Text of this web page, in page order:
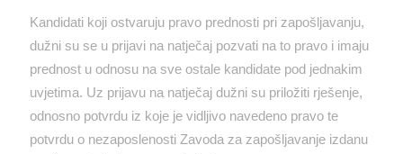
Kandidati koji ostvaruju pravo prednosti pri zapošljavanju,
dužni su se u prijavi na natječaj pozvati na to pravo i imaju
prednost u odnosu na sve ostale kandidate pod jednakim
uvjetima. Uz prijavu na natječaj dužni su priložiti rješenje,
odnosno potvrdu iz koje je vidljivo navedeno pravo te
potvrdu o nezaposlenosti Zavoda za zapošljavanje izdanu